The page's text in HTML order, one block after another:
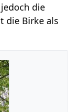
die
die Birke als